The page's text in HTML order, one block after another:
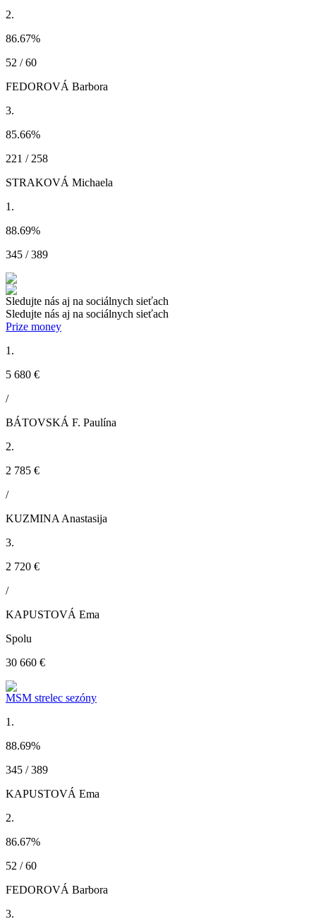
2.
86.67%
52 / 60
FEDOROVÁ Barbora
3.
85.66%
221 / 258
STRAKOVÁ Michaela
1.
88.69%
345 / 389
Sledujte nás aj na sociálnych sieťach
Sledujte nás aj na sociálnych sieťach
Prize money
1.
5 680 €
/
BÁTOVSKÁ F. Paulína
2.
2 785 €
/
KUZMINA Anastasija
3.
2 720 €
/
KAPUSTOVÁ Ema
Spolu
30 660 €
MSM strelec sezóny
1.
88.69%
345 / 389
KAPUSTOVÁ Ema
2.
86.67%
52 / 60
FEDOROVÁ Barbora
3.